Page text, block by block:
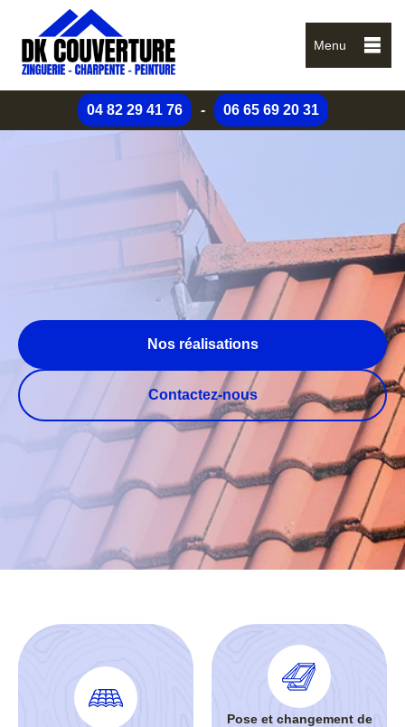
Menu
04 82 29 41 76 - 06 65 69 20 31
Nos réalisations
Contactez-nous
Pose et changement de